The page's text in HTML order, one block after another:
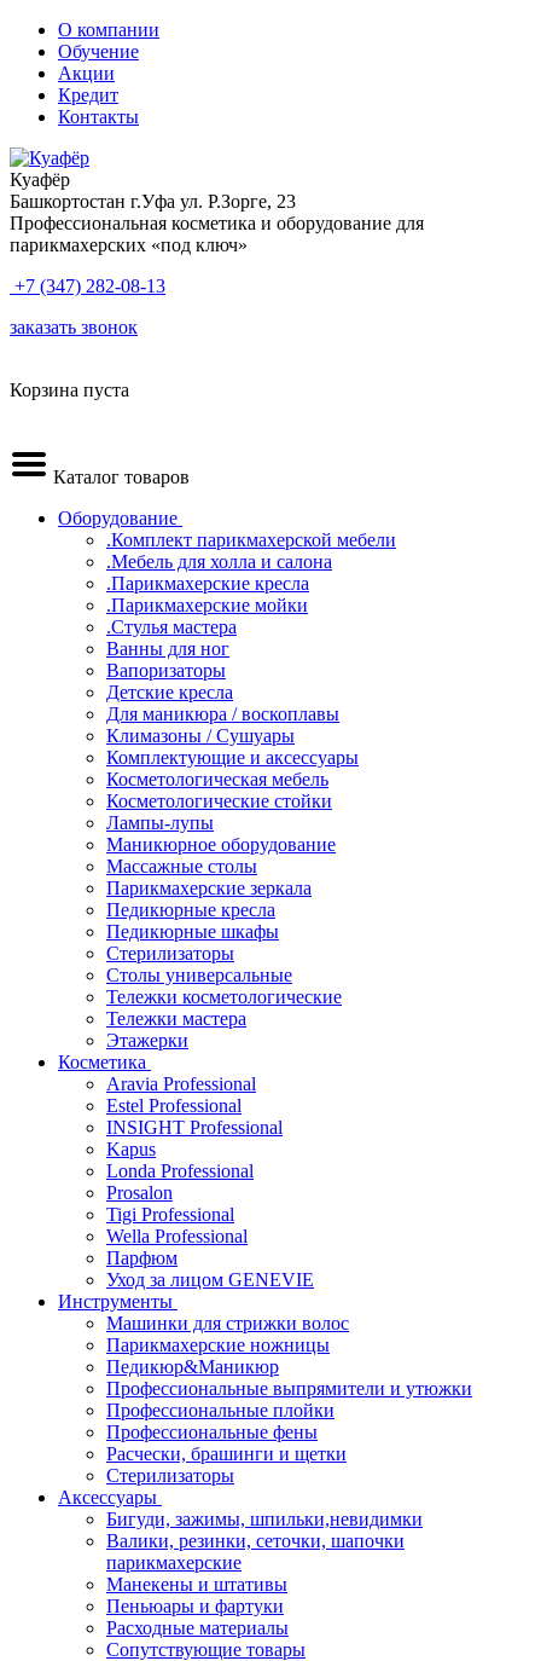
О компании
Обучение
Акции
Кредит
Контакты
Куафёр
Башкортостан г.Уфа ул. Р.Зорге, 23
Профессиональная косметика и оборудование для
парикмахерских «под ключ»
+7 (347) 282-08-13
заказать звонок
Корзина пуста
Каталог товаров
Оборудование
.Комплект парикмахерской мебели
.Мебель для холла и салона
.Парикмахерские кресла
.Парикмахерские мойки
.Стулья мастера
Ванны для ног
Вапоризаторы
Детские кресла
Для маникюра / воскоплавы
Климазоны / Сушуары
Комплектующие и аксессуары
Косметологическая мебель
Косметологические стойки
Лампы-лупы
Маникюрное оборудование
Массажные столы
Парикмахерские зеркала
Педикюрные кресла
Педикюрные шкафы
Стерилизаторы
Столы универсальные
Тележки косметологические
Тележки мастера
Этажерки
Косметика
Aravia Professional
Estel Professional
INSIGHT Professional
Kapus
Londa Professional
Prosalon
Tigi Professional
Wella Professional
Парфюм
Уход за лицом GENEVIE
Инструменты
Машинки для стрижки волос
Парикмахерские ножницы
Педикюр&Маникюр
Профессиональные выпрямители и утюжки
Профессиональные плойки
Профессиональные фены
Расчески, брашинги и щетки
Стерилизаторы
Аксессуары
Бигуди, зажимы, шпильки,невидимки
Валики, резинки, сеточки, шапочки
парикмахерские
Манекены и штативы
Пеньюары и фартуки
Расходные материалы
Сопутствующие товары